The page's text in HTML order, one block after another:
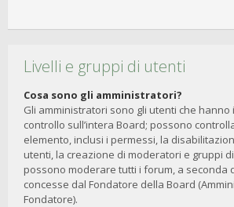
Livelli e gruppi di utenti
Cosa sono gli amministratori?
Gli amministratori sono gli utenti che hanno
controllo sull’intera Board; possono
elemento, inclusi i permessi, la
utenti, la creazione di moderatori e gruppi
possono moderare tutti i forum, a seconda
concesse dal Fondatore della Board
Fondatore).